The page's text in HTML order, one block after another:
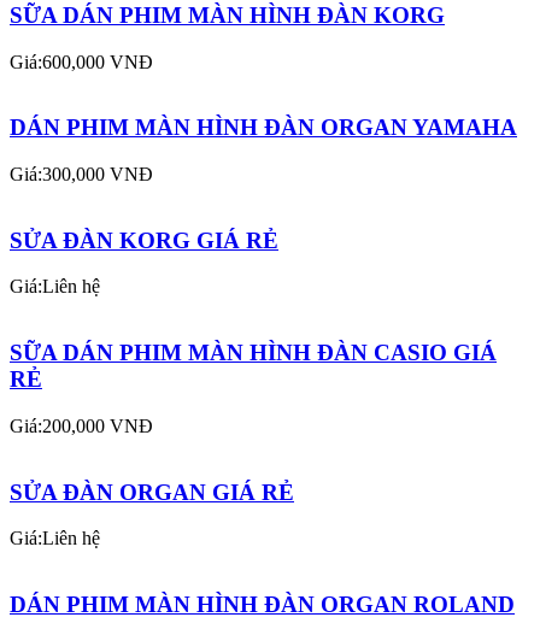
SỮA DÁN PHIM MÀN HÌNH ĐÀN KORG
Giá:600,000 VNĐ
DÁN PHIM MÀN HÌNH ĐÀN ORGAN YAMAHA
Giá:300,000 VNĐ
SỬA ĐÀN KORG GIÁ RẺ
Giá:Liên hệ
SỮA DÁN PHIM MÀN HÌNH ĐÀN CASIO GIÁ
RẺ
Giá:200,000 VNĐ
SỬA ĐÀN ORGAN GIÁ RẺ
Giá:Liên hệ
DÁN PHIM MÀN HÌNH ĐÀN ORGAN ROLAND